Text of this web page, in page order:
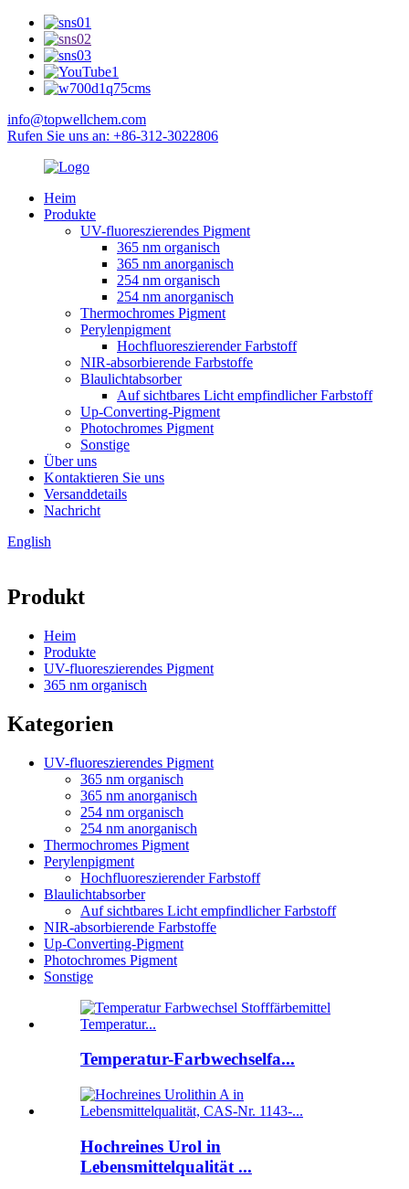
info@topwellchem.com
Rufen Sie uns an: +86-312-3022806
Heim
Produkte
UV-fluoreszierendes Pigment
365 nm organisch
365 nm anorganisch
254 nm organisch
254 nm anorganisch
Thermochromes Pigment
Perylenpigment
Hochfluoreszierender Farbstoff
NIR-absorbierende Farbstoffe
Blaulichtabsorber
Auf sichtbares Licht empfindlicher Farbstoff
Up-Converting-Pigment
Photochromes Pigment
Sonstige
Über uns
Kontaktieren Sie uns
Versanddetails
Nachricht
English
Produkt
Heim
Produkte
UV-fluoreszierendes Pigment
365 nm organisch
Kategorien
UV-fluoreszierendes Pigment
365 nm organisch
365 nm anorganisch
254 nm organisch
254 nm anorganisch
Thermochromes Pigment
Perylenpigment
Hochfluoreszierender Farbstoff
Blaulichtabsorber
Auf sichtbares Licht empfindlicher Farbstoff
NIR-absorbierende Farbstoffe
Up-Converting-Pigment
Photochromes Pigment
Sonstige
Temperatur-Farbwechselfa...
Hochreines Urol in
Lebensmittelqualität ...